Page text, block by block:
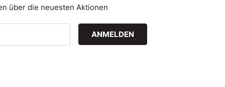
über die neuesten Aktionen
ANMELDEN